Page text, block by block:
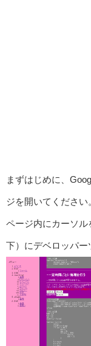
まずはじめに、
ジを開いてください
ページ内にカーソル
下）にデベロッパー